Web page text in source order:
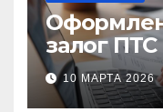
залог
без
10 МАРТА 2026